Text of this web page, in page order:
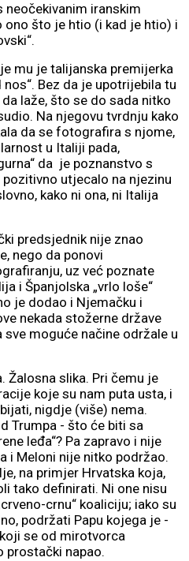
neočekivanim iranskim
ono što je htio (i kad je htio) i
mu je talijanska premijerka
Bez da je upotrijebila tu
laže, što se do sada nitko
Na njegovu tvrdnju kako
da se fotografira s njome,
u Italiji pada,
da je poznanstvo s
utjecalo na njezinu
kako ni ona, ni Italija
predsjednik nije znao
nego da ponovi
uz već poznate
i Španjolska „vrlo loše“
je dodao i Njemačku i
nekada stožerne države
sve moguće načine održale u
Žalosna slika. Pri čemu je
koje su nam puta usta, i
nigdje (više) nema.
Trumpa - što će biti sa
leđa“? Pa zapravo i nije
i Meloni nije nitko podržao.
na primjer Hrvatska koja,
tako definirati. Ni one nisu
crnu“ koaliciju; iako su
podržati Papu kojega je -
se od mirotvorca
prostački napao.